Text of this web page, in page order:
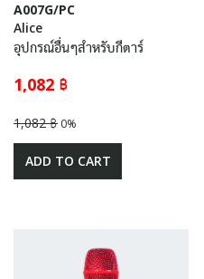
A007G/PC
Alice
อุปกรณ์อื่นๆสำหรับกีตาร์
1,082 ฿
1,082 ฿ 0%
ADD TO CART